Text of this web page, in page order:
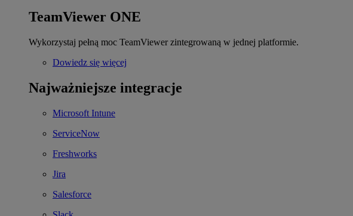
TeamViewer ONE
Wykorzystaj pełną moc TeamViewer zintegrowaną w jednej platformie.
Dowiedz się więcej
Najważniejsze integracje
Microsoft Intune
ServiceNow
Freshworks
Jira
Salesforce